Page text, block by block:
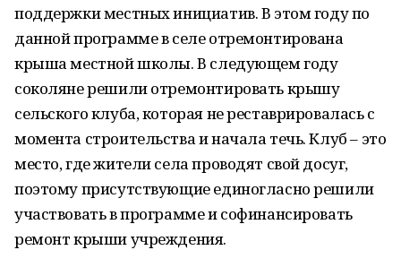
поддержки местных инициатив. В этом году по
данной программе в селе отремонтирована
крыша местной школы. В следующем году
соколяне решили отремонтировать крышу
сельского клуба, которая не реставрировалась с
момента строительства и начала течь. Клуб – это
место, где жители села проводят свой досуг,
поэтому присутствующие единогласно решили
участвовать в программе и софинансировать
ремонт крыши учреждения.